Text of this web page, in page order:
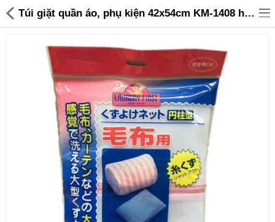
Đồ gia dụng & Nhà cửa
Điện gia dụng
Đồ chơi trẻ em
Sản phẩm khác
Túi giặt quần áo, phụ kiện 42x54cm KM-1408 hàng Nhật - 45,000 | Sanhangre